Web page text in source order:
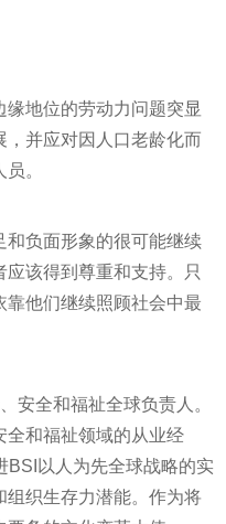
地位的劳动力问题突显
，并应对因人口老龄化而
。
和负面形象的很可能继续
该得到尊重和支持。只
他们继续照顾社会中最
安全和福祉全球负责人。
全和福祉领域的从业经
BSI以人为先全球战略的实
组织生存力潜能。作为将